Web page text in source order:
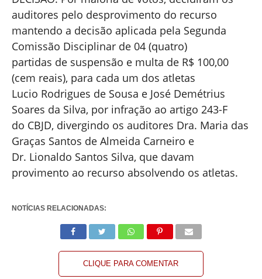
auditores pelo desprovimento do recurso
mantendo a decisão aplicada pela Segunda
Comissão Disciplinar de 04 (quatro)
partidas de suspensão e multa de R$ 100,00
(cem reais), para cada um dos atletas
Lucio Rodrigues de Sousa e José Demétrius
Soares da Silva, por infração ao artigo 243-F
do CBJD, divergindo os auditores Dra. Maria das
Graças Santos de Almeida Carneiro e
Dr. Lionaldo Santos Silva, que davam
provimento ao recurso absolvendo os atletas.
NOTÍCIAS RELACIONADAS:
CLIQUE PARA COMENTAR